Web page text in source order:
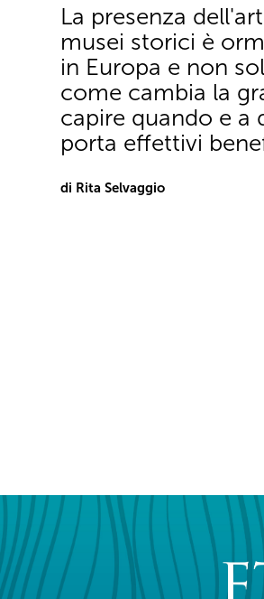
La presenza
musei storici è
in Europa e non
come cambia la
capire quando e a
porta effettivi
di Rita Selvaggio